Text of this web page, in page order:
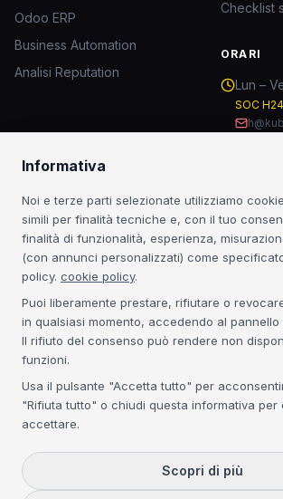
Odoo ERP
Business Automation
Analisi Reputation
Checklist
ORARI
Lun –
SOC
RESTA AGGIORNATO
Insight sulla sicurezza IT e novità dal mondo
Iscrivendoti accetti laPrivacy Policy
CERTIFICAZIONI
Acronis Platinum
©2026Kubee S.r.l. — P.IVA IT04134300271 —
Soc. € 50.000 i.v. —Tutti i diritti
Informativa
Noi e terze parti selezionate utilizziamo
simili per finalità tecniche e, con il tuo
finalità di funzionalità, esperienza,
(con annunci personalizzati) come
policy. cookie policy.
Puoi liberamente prestare, rifiutare o
in qualsiasi momento, accedendo al
Il rifiuto del consenso può rendere non
funzioni.
Usa il pulsante "Accetta tutto" per
"Rifiuta tutto" o chiudi questa informativa per
accettare.
Scopri di più